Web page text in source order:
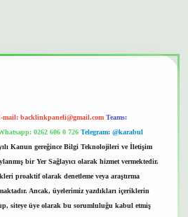
mail: backlinkpaneli@gmail.com Teams:
0262 606 0 726 Telegram: @karabul
Kanun gereğince Bilgi Teknolojileri ve İletişim
bir Yer Sağlayıcı olarak hizmet vermektedir.
proaktif olarak denetleme veya araştırma
Ancak, üyelerimiz yazdıkları içeriklerin
siteye üye olarak bu sorumluluğu kabul etmiş